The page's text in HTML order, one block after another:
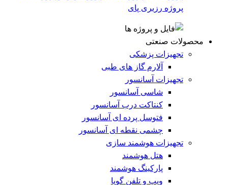
پروژه رزبری پای
محصولات صنعتی
تجهیزات پزشکی
آلارم گاز های طبی
تجهیزات آسانسور
شاسی آسانسور
کنتاکت درب آسانسور
فتوسل پرده ای آسانسور
چشمی نقطه ای آسانسور
تجهیزات هوشمند سازی
هتل هوشمند
پارکینگ هوشمند
ویپ و تلفن گویا